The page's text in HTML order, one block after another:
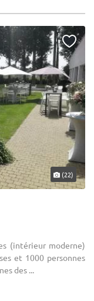
(22)
(intérieur moderne)
et 1000 personnes
des ...